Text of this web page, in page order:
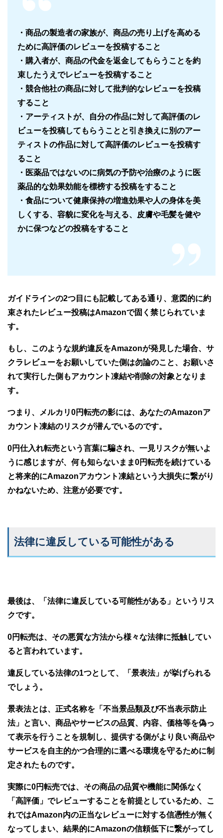
・商品の製造者の家族が、商品の売り上げを高める
ために高評価のレビューを投稿すること
・購入者が、商品の代金を返金してもらうことを約
束したうえでレビューを投稿すること
・競合他社の商品に対して批判的なレビューを投稿
すること
・アーティストが、自分の作品に対して高評価のレ
ビューを投稿してもらうことと引き換えに別のアー
ティストの作品に対して高評価のレビューを投稿す
ること
・医薬品ではないのに病気の予防や治療のように医
薬品的な効果効能を標榜する投稿をすること
・食品について健康保持の増進効果や人の身体を美
しくする、容貌に変化を与える、皮膚や毛髪を健や
かに保つなどの投稿をすること
ガイドラインの2つ目にも記載してある通り、意図的に約
束されたレビュー投稿はAmazonで固く禁じられていま
す。
もし、このような規約違反をAmazonが発見した場合、サ
クラレビューをお願いしていた側は勿論のこと、お願いさ
れて実行した側もアカウント凍結や削除の対象となりま
す。
つまり、メルカリ0円転売の影には、あなたのAmazonア
カウント凍結のリスクが潜んでいるのです。
0円仕入れ転売という言葉に騙され、一見リスクが無いよ
うに感じますが、何も知らないまま0円転売を続けている
と将来的にAmazonアカウント凍結という大損失に繋がり
かねないため、注意が必要です。
法律に違反している可能性がある
最後は、「法律に違反している可能性がある」というリス
クです。
0円転売は、その悪質な方法から様々な法律に抵触してい
ると言われています。
違反している法律の1つとして、「景表法」が挙げられる
でしょう。
景表法とは、正式名称を「不当景品類及び不当表示防止
法」と言い、商品やサービスの品質、内容、価格等を偽っ
て表示を行うことを規制し、提供する側がより良い商品や
サービスを自主的かつ合理的に選べる環境を守るために制
定されたものです。
実際に0円転売では、その商品の品質や機能に関係なく
「高評価」でレビューすることを前提としているため、こ
れではAmazon内の正当なレビューに対する信憑性が無く
なってしまい、結果的にAmazonの信頼低下に繋がってし